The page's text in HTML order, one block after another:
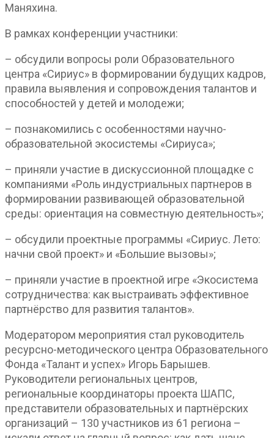
Маняхина.
В рамках конференции участники:
– обсудили вопросы роли Образовательного
центра «Сириус» в формировании будущих кадров,
правила выявления и сопровождения талантов и
способностей у детей и молодежи;
– познакомились с особенностями научно-
образовательной экосистемы «Сириуса»;
– приняли участие в дискуссионной площадке с
компаниями «Роль индустриальных партнеров в
формировании развивающей образовательной
среды: ориентация на совместную деятельность»;
– обсудили проектные программы «Сириус. Лето:
начни свой проект» и «Большие вызовы»;
– приняли участие в проектной игре «Экосистема
сотрудничества: как выстраивать эффективное
партнёрство для развития талантов».
Модератором мероприятия стал руководитель
ресурсно-методического центра Образовательного
Фонда «Талант и успех» Игорь Барышев.
Руководители региональных центров,
региональные координаторы проекта ШАПС,
представители образовательных и партнёрских
организаций – 130 участников из 61 региона –